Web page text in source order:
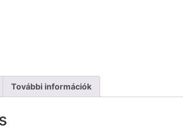
További információk